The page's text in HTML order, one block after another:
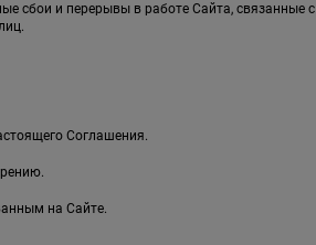
сбои и перерывы в работе Сайта, связанные с
Соглашения.
на Сайте.